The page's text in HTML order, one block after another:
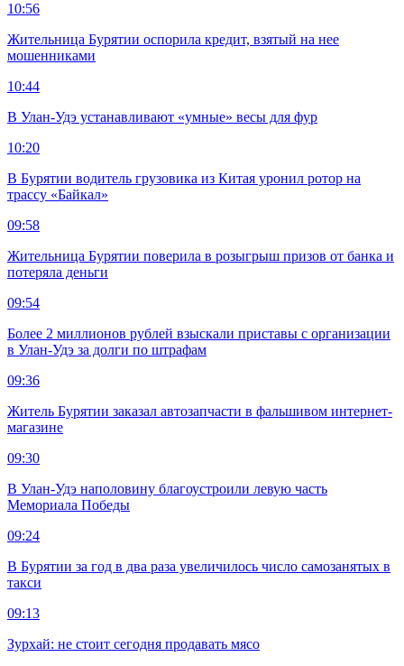
10:56
Жительница Бурятии оспорила кредит, взятый на нее
мошенниками
10:44
В Улан-Удэ устанавливают «умные» весы для фур
10:20
В Бурятии водитель грузовика из Китая уронил ротор на
трассу «Байкал»
09:58
Жительница Бурятии поверила в розыгрыш призов от банка и
потеряла деньги
09:54
Более 2 миллионов рублей взыскали приставы с организации
в Улан-Удэ за долги по штрафам
09:36
Житель Бурятии заказал автозапчасти в фальшивом интернет-
магазине
09:30
В Улан-Удэ наполовину благоустроили левую часть
Мемориала Победы
09:24
В Бурятии за год в два раза увеличилось число самозанятых в
такси
09:13
Зурхай: не стоит сегодня продавать мясо